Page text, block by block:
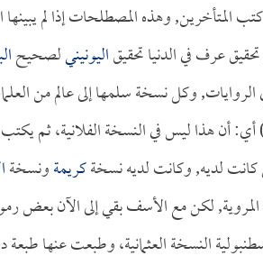
المتأخرين, وهذه المصطلحات إذا لم يبينها
عرف في الدنيا تحقيقاليونينيلصحيح
وكل نسخة سلمها إلى عالم من
أن هذا ليس في النسخة الفلانية، ثم
كانت لديه, وكانت لديه نسخةكريمةونسخة
لكن مع الأسف بقي إلى الآن بعض
النسخة العثمانية، وطبعت عنها